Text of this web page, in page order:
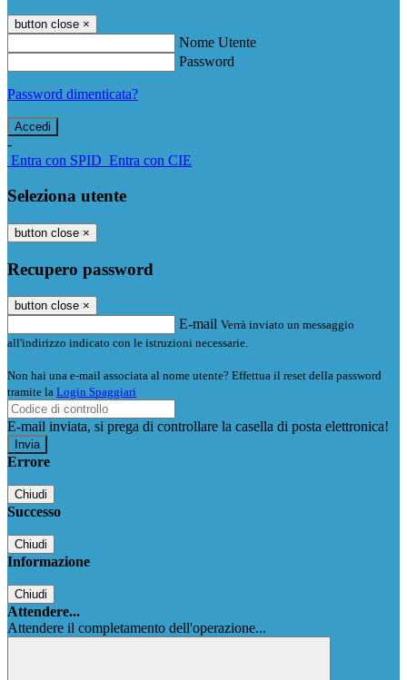
button close ×
Nome Utente
Password
Password dimenticata?
-
Entra con SPID Entra con CIE
Seleziona utente
button close ×
Recupero password
button close ×
E-mail Verrà inviato un messaggio
all'indirizzo indicato con le istruzioni necessarie.
Non hai una e-mail associata al nome utente? Effettua il reset della password
tramite la Login Spaggiari
E-mail inviata, si prega di controllare la casella di posta elettronica!
Errore
Chiudi
Successo
Chiudi
Informazione
Chiudi
Attendere...
Attendere il completamento dell'operazione...